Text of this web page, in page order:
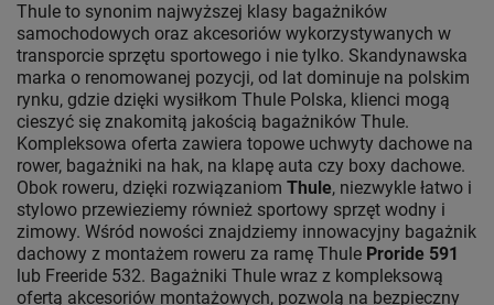
Thule to synonim najwyższej klasy bagażników
samochodowych oraz akcesoriów wykorzystywanych w
transporcie sprzętu sportowego i nie tylko. Skandynawska
marka o renomowanej pozycji, od lat dominuje na polskim
rynku, gdzie dzięki wysiłkom Thule Polska, klienci mogą
cieszyć się znakomitą jakością bagażników Thule.
Kompleksowa oferta zawiera topowe uchwyty dachowe na
rower, bagażniki na hak, na klapę auta czy boxy dachowe.
Obok roweru, dzięki rozwiązaniom Thule, niezwykle łatwo i
stylowo przewieziemy również sportowy sprzęt wodny i
zimowy. Wśród nowości znajdziemy innowacyjny bagażnik
dachowy z montażem roweru za ramę Thule Proride 591
lub Freeride 532. Bagażniki Thule wraz z kompleksową
ofertą akcesoriów montażowych, pozwolą na bezpieczny